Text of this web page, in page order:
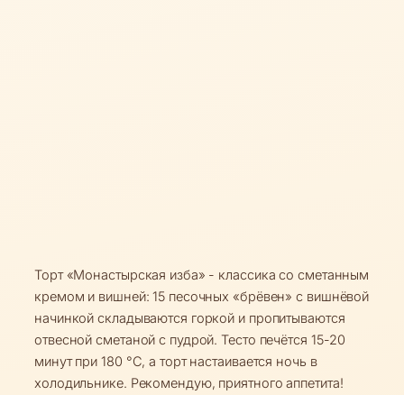
Торт «Монастырская изба» - классика со сметанным
кремом и вишней: 15 песочных «брёвен» с вишнёвой
начинкой складываются горкой и пропитываются
отвесной сметаной с пудрой. Тесто печётся 15-20
минут при 180 °C, а торт настаивается ночь в
холодильнике. Рекомендую, приятного аппетита!